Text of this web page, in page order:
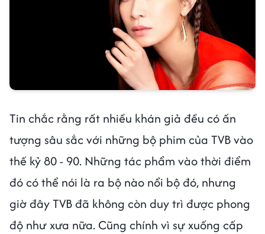
Tin chắc rằng rất nhiều khán giả đều có ấn
tượng sâu sắc với những bộ phim của TVB vào
thế kỷ 80 - 90. Những tác phẩm vào thời điểm
đó có thể nói là ra bộ nào nổi bộ đó, nhưng
giờ đây TVB đã không còn duy trì được phong
độ như xưa nữa. Cũng chính vì sự xuống cấp